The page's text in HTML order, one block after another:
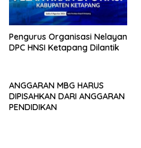
Pengurus Organisasi Nelayan
DPC HNSI Ketapang Dilantik
ANGGARAN MBG HARUS
DIPISAHKAN DARI ANGGARAN
PENDIDIKAN